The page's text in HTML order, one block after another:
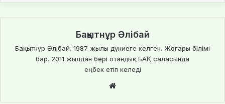
Бақытнұр Әлібай
Бақытнұр Әлібай. 1987 жылы дүниеге келген. Жоғары білімі
бар. 2011 жылдан бері отандық БАҚ саласында
еңбек етіп келеді